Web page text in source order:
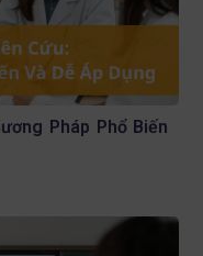
Pháp Phổ Biến